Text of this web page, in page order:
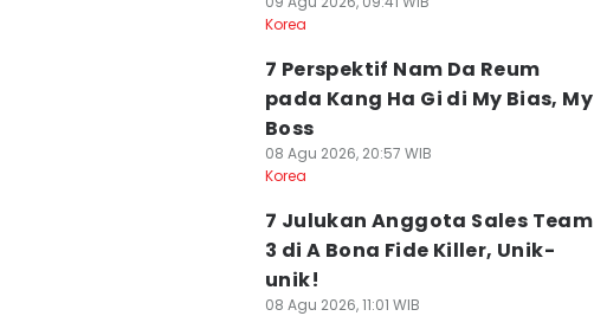
Korea
7 Perspektif Nam Da Reum
pada Kang Ha Gi di My Bias, My
Boss
08 Agu 2026, 20:57 WIB
Korea
7 Julukan Anggota Sales Team
3 di A Bona Fide Killer, Unik-
unik!
08 Agu 2026, 11:01 WIB